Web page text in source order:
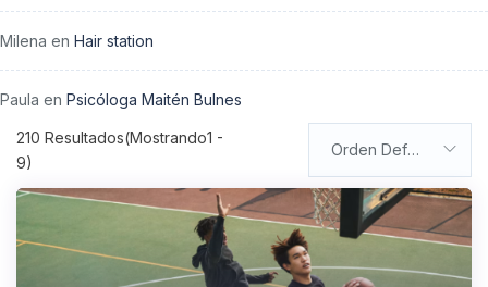
Milena en Hair station
Paula en Psicóloga Maitén Bulnes
210 Resultados(Mostrando1 -
9)
Orden Default